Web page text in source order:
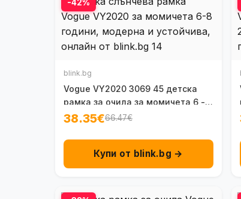
-42%
blink.bg
Vogue VY2020 3069 45 детска
рамка за очила за момичета 6 - 8
г.
38.35€66.47€
Купи от blink.bg →